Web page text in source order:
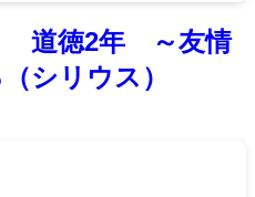
道徳2年 ～友情
シリウス）